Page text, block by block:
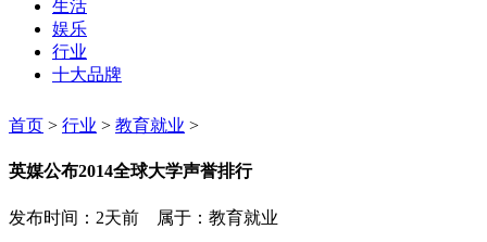
生活
娱乐
行业
十大品牌
首页 > 行业 > 教育就业 >
英媒公布2014全球大学声誉排行
发布时间：2天前 属于：教育就业